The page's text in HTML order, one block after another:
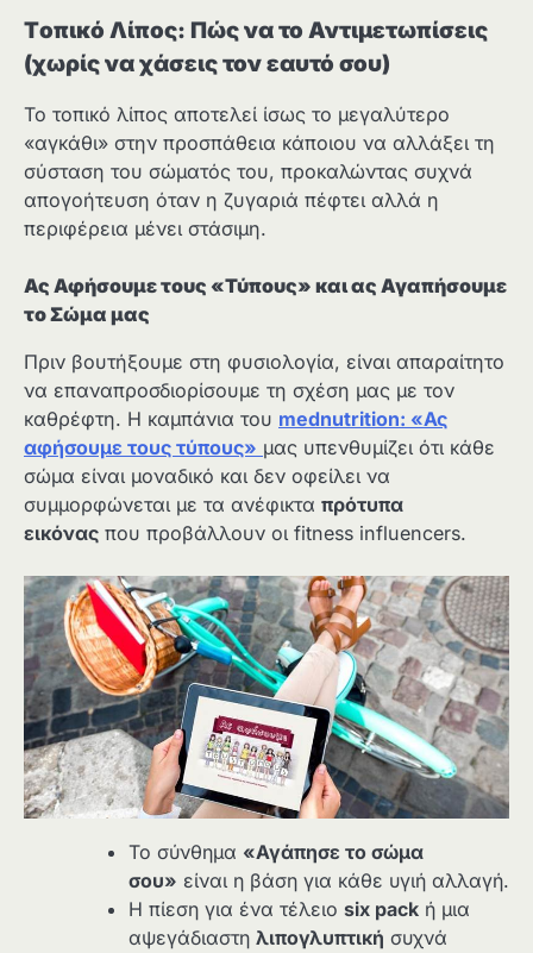
Tοπικό Λίπος: Πώς να το Αντιμετωπίσεις
(χωρίς να χάσεις τον εαυτό σου)
Το τοπικό λίπος αποτελεί ίσως το μεγαλύτερο
«αγκάθι» στην προσπάθεια κάποιου να αλλάξει τη
σύσταση του σώματός του, προκαλώντας συχνά
απογοήτευση όταν η ζυγαριά πέφτει αλλά η
περιφέρεια μένει στάσιμη.
Ας Αφήσουμε τους «Τύπους» και ας Αγαπήσουμε
το Σώμα μας
Πριν βουτήξουμε στη φυσιολογία, είναι απαραίτητο
να επαναπροσδιορίσουμε τη σχέση μας με τον
καθρέφτη. Η καμπάνια του mednutrition: «Ας
αφήσουμε τους τύπους» μας υπενθυμίζει ότι κάθε
σώμα είναι μοναδικό και δεν οφείλει να
συμμορφώνεται με τα ανέφικτα πρότυπα
εικόνας που προβάλλουν οι fitness influencers.
Το σύνθημα «Αγάπησε το σώμα
σου» είναι η βάση για κάθε υγιή αλλαγή.
Η πίεση για ένα τέλειο six pack ή μια
αψεγάδιαστη λιπογλυπτική συχνά